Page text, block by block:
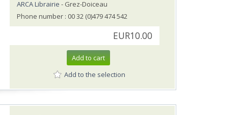
ARCA Librairie - Grez-Doiceau
Phone number : 00 32 (0)479 474 542
EUR10.00
Add to cart
Add to the selection